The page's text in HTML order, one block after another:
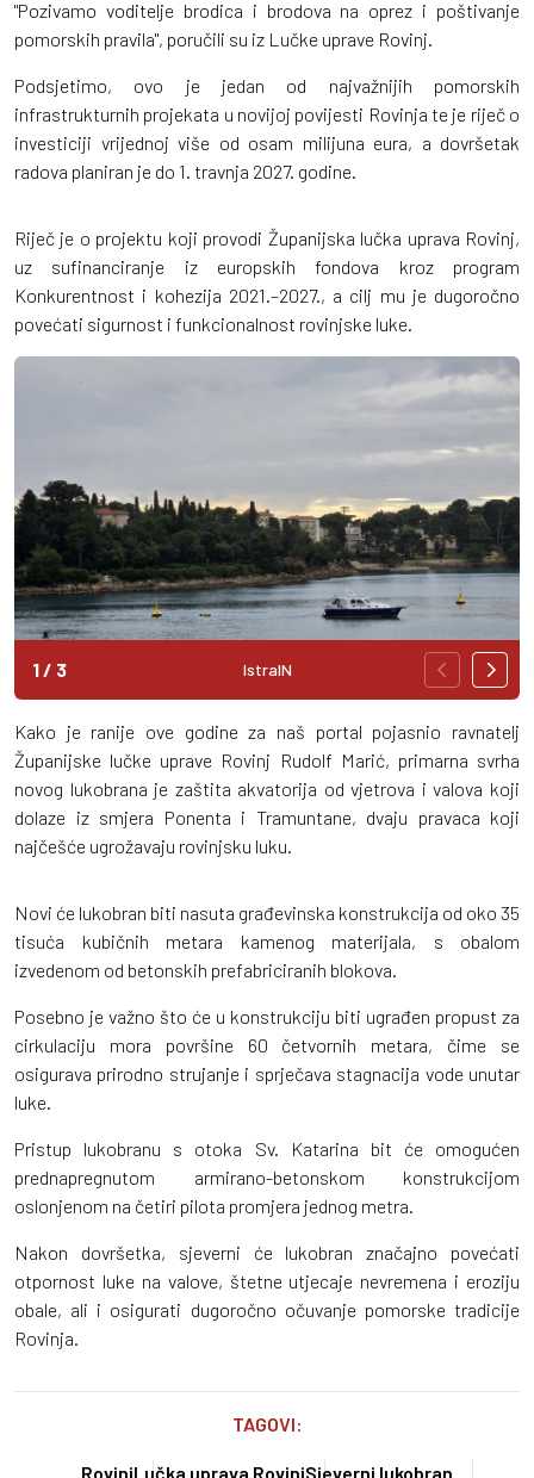
"Pozivamo voditelje brodica i brodova na oprez i poštivanje
pomorskih pravila", poručili su iz Lučke uprave Rovinj.
Podsjetimo, ovo je jedan od najvažnijih pomorskih
infrastrukturnih projekata u novijoj povijesti Rovinja te je riječ o
investiciji vrijednoj više od osam milijuna eura, a dovršetak
radova planiran je do 1. travnja 2027. godine.
Riječ je o projektu koji provodi Županijska lučka uprava Rovinj,
uz sufinanciranje iz europskih fondova kroz program
Konkurentnost i kohezija 2021.–2027., a cilj mu je dugoročno
povećati sigurnost i funkcionalnost rovinjske luke.
IstraIN
1/ 3
Kako je ranije ove godine za naš portal pojasnio ravnatelj
Županijske lučke uprave Rovinj Rudolf Marić, primarna svrha
novog lukobrana je zaštita akvatorija od vjetrova i valova koji
dolaze iz smjera Ponenta i Tramuntane, dvaju pravaca koji
najčešće ugrožavaju rovinjsku luku.
Novi će lukobran biti nasuta građevinska konstrukcija od oko 35
tisuća kubičnih metara kamenog materijala, s obalom
izvedenom od betonskih prefabriciranih blokova.
Posebno je važno što će u konstrukciju biti ugrađen propust za
cirkulaciju mora površine 60 četvornih metara, čime se
osigurava prirodno strujanje i sprječava stagnacija vode unutar
luke.
Pristup lukobranu s otoka Sv. Katarina bit će omogućen
prednapregnutom armirano-betonskom konstrukcijom
oslonjenom na četiri pilota promjera jednog metra.
Nakon dovršetka, sjeverni će lukobran značajno povećati
otpornost luke na valove, štetne utjecaje nevremena i eroziju
obale, ali i osigurati dugoročno očuvanje pomorske tradicije
Rovinja.
TAGOVI:
RovinjLučka uprava RovinjSjeverni lukobran